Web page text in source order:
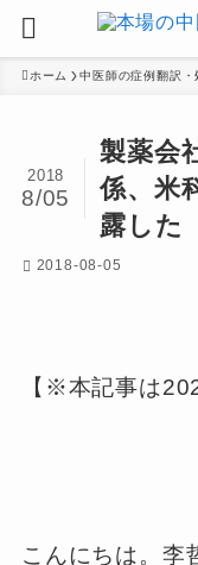
ホーム 中医師の症例翻訳・
製薬会
係、米
露した
2018
8/05
2018-08-05
【※本記事は
こんにちは。李